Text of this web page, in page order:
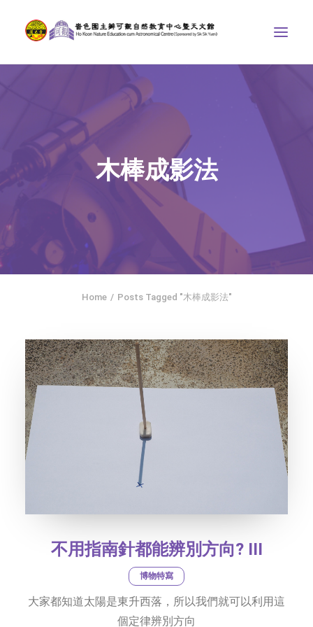
天文館
博物天地
比賽/專題計劃
聯絡我們
SEARCH
社交平台
字型大小
木棒成影法
Home Posts Tagged "木棒成影法"
不用指南針都能辨別方向? III
博物特寫
大家都知道太陽是東升西落，所以我們就可以利用這
個定律辨別方向